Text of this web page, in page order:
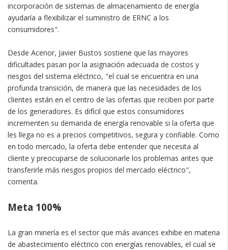
incorporación de sistemas de almacenamiento de energía
ayudaría a flexibilizar el suministro de ERNC a los
consumidores".
Desde Acenor, Javier Bustos sostiene que las mayores
dificultades pasan por la asignación adecuada de costos y
riesgos del sistema eléctrico, "el cual se encuentra en una
profunda transición, de manera que las necesidades de los
clientes están en el centro de las ofertas que reciben por parte
de los generadores. Es difícil que estos consumidores
incrementen su demanda de energía renovable si la oferta que
les llega no es a precios competitivos, segura y confiable. Como
en todo mercado, la oferta debe entender que necesita al
cliente y preocuparse de solucionarle los problemas antes que
transferirle más riesgos propios del mercado eléctrico",
comenta.
Meta 100%
La gran minería es el sector que más avances exhibe en materia
de abastecimiento eléctrico con energías renovables, el cual se